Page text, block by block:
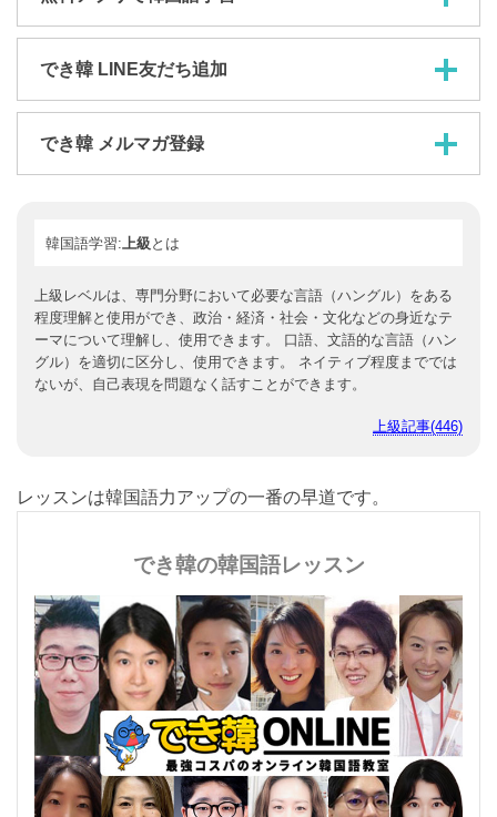
でき韓 LINE友だち追加
でき韓 メルマガ登録
韓国語学習: 上級 とは
上級レベルは、専門分野において必要な言語（ハングル）をある
程度理解と使用ができ、政治・経済・社会・文化などの身近なテ
ーマについて理解し、使用できます。 口語、文語的な言語（ハン
グル）を適切に区分し、使用できます。 ネイティブ程度まででは
ないが、自己表現を問題なく話すことができます。
上級記事(446)
レッスンは韓国語力アップの一番の早道です。
でき韓の韓国語レッスン